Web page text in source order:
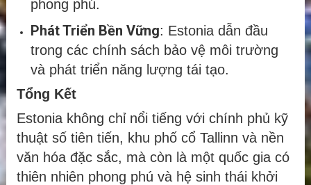
phong phú.
Phát Triển Bền Vững: Estonia dẫn đầu
trong các chính sách bảo vệ môi trường
và phát triển năng lượng tái tạo.
Tổng Kết
Estonia không chỉ nổi tiếng với chính phủ kỹ
thuật số tiên tiến, khu phố cổ Tallinn và nền
văn hóa đặc sắc, mà còn là một quốc gia có
thiên nhiên phong phú và hệ sinh thái khởi